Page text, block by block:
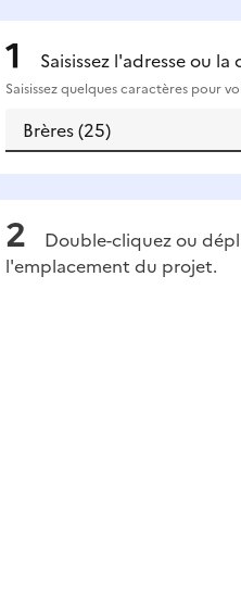
Saisissez l'adresse ou
Saisissez quelques caractères pour
Double-cliquez ou
l'emplacement du projet.